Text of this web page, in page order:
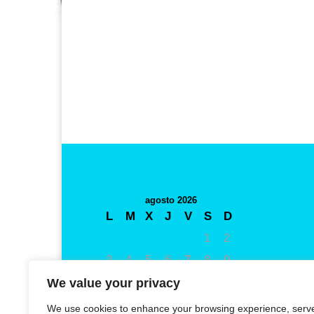
We value your privacy
We use cookies to enhance your browsing experience,
agosto 2026
L M X J V S
D
1
2
3
4 5 6 7 8
9
10 11 12 13
17
21